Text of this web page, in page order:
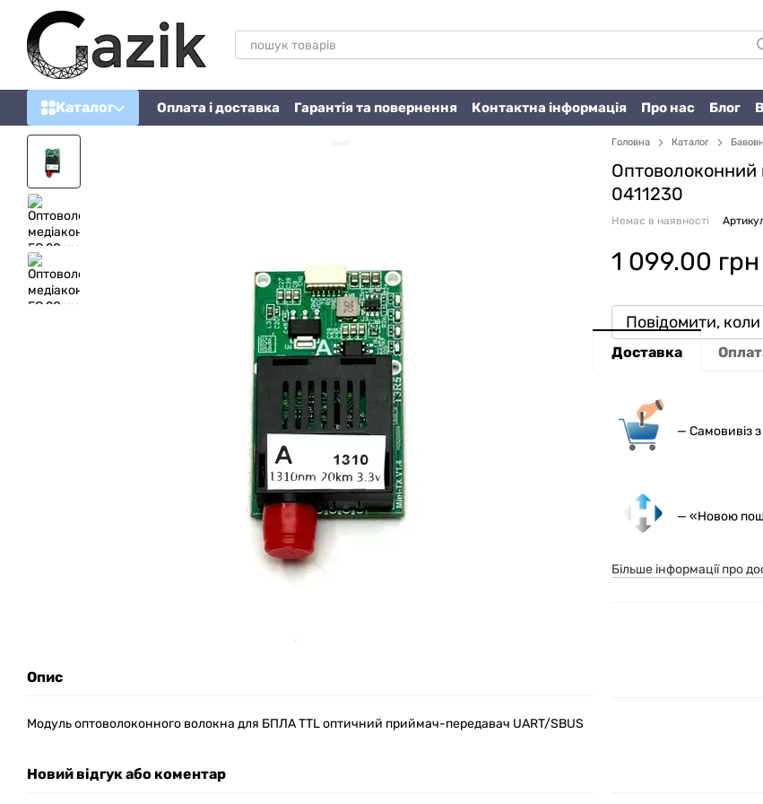
Перейти до основного контенту
Каталог Оплата і доставка Гарантія та повернення Контактна інформація Про нас Блог
Опис
Модуль оптоволоконного волокна для БПЛА TTL оптичний приймач-передавач UART/SBUS
Новий відгук або коментар
Головна Каталог
Оптоволоконний
0411230
Немає в наявності
1 099.00 грн
Повідомити,
Доставка
— Самовивіз
— «Новою
Більше інформації про